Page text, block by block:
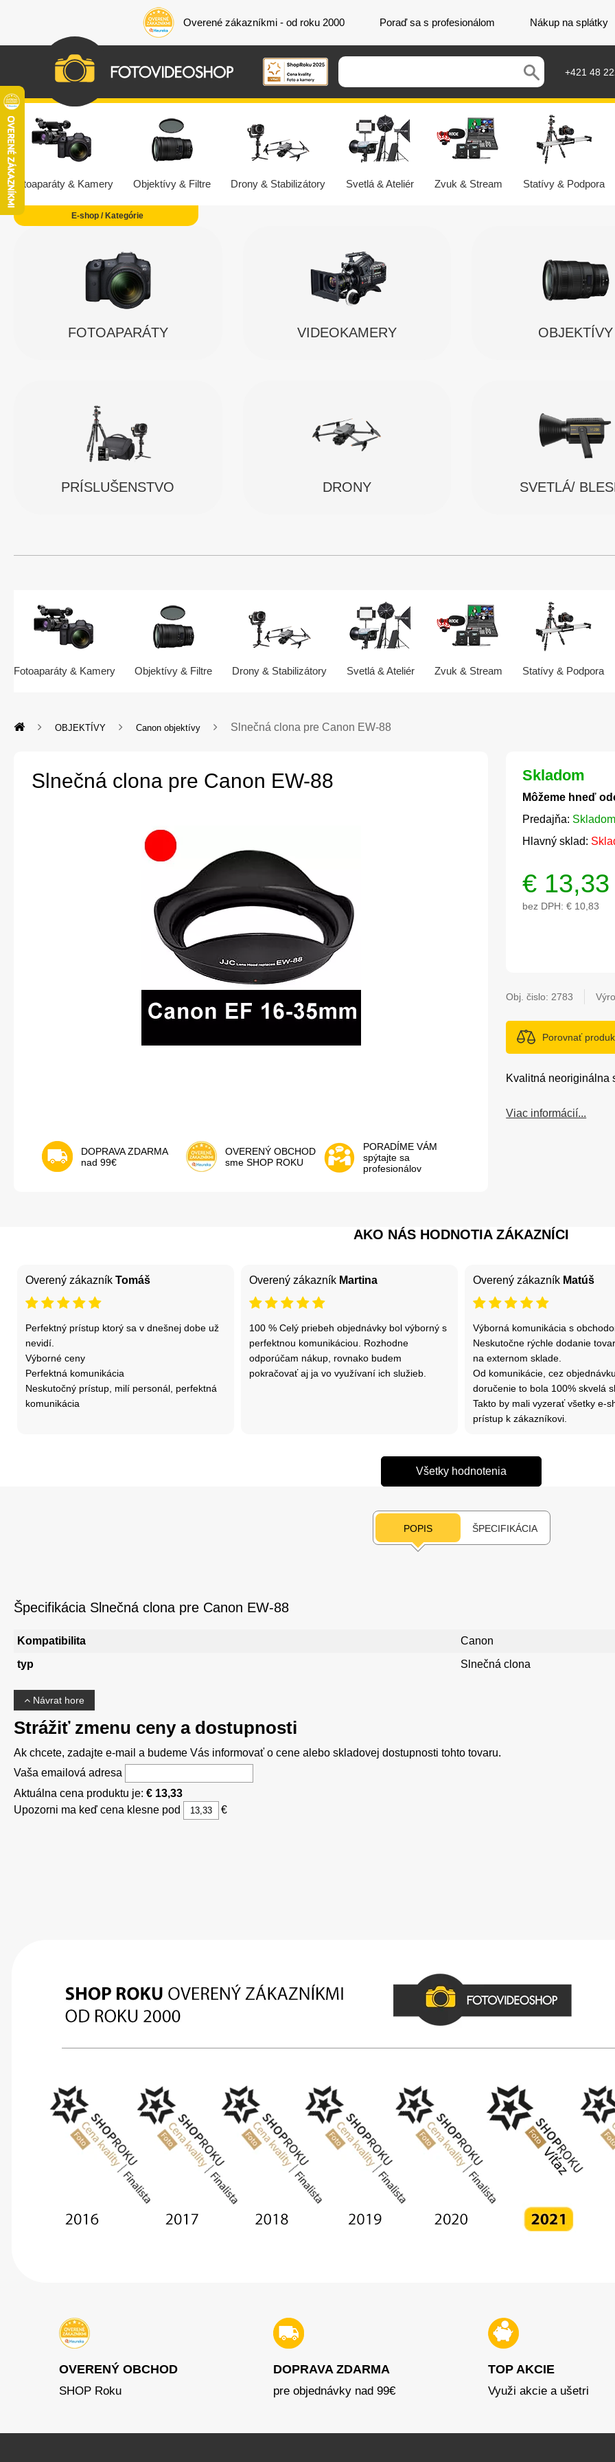
Overené zákazníkmi - od roku 2000 Poraď sa s profesionálom Nákup na splátky
+421 48
Fotoaparáty & Kamery Objektívy & Filtre Drony & Stabilizátory Svetlá & Ateliér Zvuk & Stream Statívy & Podpora
FOTOAPARÁTY VIDEOKAMERY OBJEKTÍVY
PRÍSLUŠENSTVO DRONY SVETLÁ/
Fotoaparáty & Kamery Objektívy & Filtre Drony & Stabilizátory Svetlá & Ateliér Zvuk & Stream Statívy & Podpora
OBJEKTÍVY Canon objektívy Slnečná clona pre Canon EW-88
Slnečná clona pre Canon EW-88
DOPRAVA ZDARMA
nad 99€
OVERENÝ OBCHOD
sme SHOP ROKU
PORADÍME VÁM
spýtajte sa
profesionálov
Skladom
Môžeme hneď
Predajňa:
Hlavný sklad:
€ 13,33
bez DPH: € 10,83
Obj. čislo: 2783
Porovnať
Kvalitná neoriginálna
Viac informácií...
AKO NÁS HODNOTIA ZÁKAZNÍCI
Overený zákazník Tomáš
Perfektný prístup ktorý sa v dnešnej dobe už
nevidí.
Výborné ceny
Perfektná komunikácia
Neskutočný prístup, milí personál, perfektná
komunikácia
Overený zákazník Martina
100 % Celý priebeh objednávky bol výborný s
perfektnou komunikáciou. Rozhodne
odporúčam nákup, rovnako budem
pokračovať aj ja vo využívaní ich služieb.
Overený zákazník Matúš
Výborná komunikácia s
Neskutočne rýchle dodanie
na externom sklade.
Od komunikácie, cez
doručenie to bola 100% skvelá
Takto by mali vyzerať všetky e-
prístup k zákazníkovi.
Všetky hodnotenia
POPIS ŠPECIFIKÁCIA
Špecifikácia Slnečná clona pre Canon EW-88
Kompatibilita
Canon
typ
Slnečná clona
Návrat hore
Strážiť zmenu ceny a dostupnosti
Ak chcete, zadajte e-mail a budeme Vás informovať o cene alebo skladovej dostupnosti tohto tovaru.
Vaša emailová adresa
Aktuálna cena produktu je: € 13,33
Upozorni ma keď cena klesne pod
€
E-shop / Kategórie
OVERENÝ OBCHOD
SHOP Roku
DOPRAVA ZDARMA
pre objednávky nad 99€
TOP AKCIE
Využi akcie a ušetri